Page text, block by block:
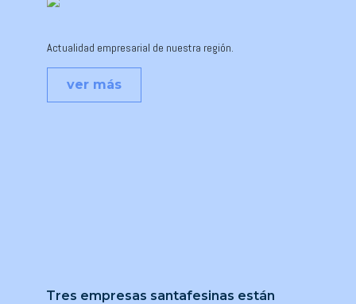
Tres empresas santafesinas están
Actualidad empresarial de nuestra región.
ver más